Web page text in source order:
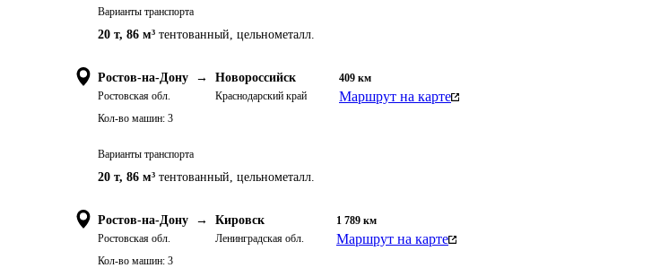
Варианты транспорта
20 т, 86 м³ тентованный, цельнометалл.
Ростов-на-Дону →
Ростовская обл.
Новороссийск
Краснодарский край
409 км
Маршрут на карте
Кол-во машин: 3
Варианты транспорта
20 т, 86 м³ тентованный, цельнометалл.
Ростов-на-Дону →
Ростовская обл.
Кировск
Ленинградская обл.
1 789 км
Маршрут на карте
Кол-во машин: 3